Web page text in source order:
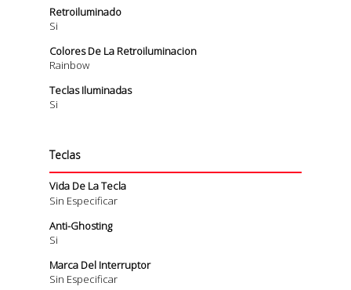
Retroiluminado
Si
Colores De La Retroiluminacion
Rainbow
Teclas Iluminadas
Si
Teclas
Vida De La Tecla
Sin Especificar
Anti-Ghosting
Si
Marca Del Interruptor
Sin Especificar